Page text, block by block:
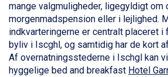
mange valgmuligheder, ligegyldigt om
morgenmadspension eller i lejlighed.
indkvarteringerne er centralt placeret
byliv i Iscghl, og samtidig har de kort
Af overnatningsstederne i Ischgl kan
hyggelige bed and breakfast Hotel